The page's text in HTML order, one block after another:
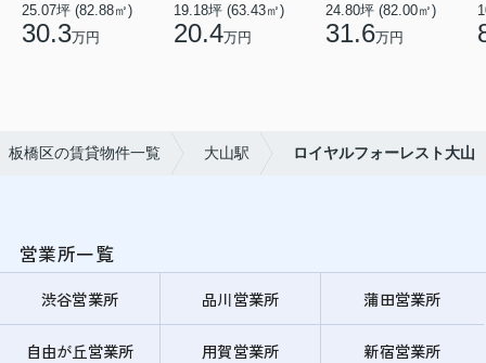
25.07坪 (82.88㎡)
30.3万円
19.18坪 (63.43㎡)
20.4万円
24.80坪 (82.00㎡)
31.6万円
板橋区の賃貸物件一覧 大山駅 ロイヤルフォーレスト大山
営業所一覧
渋谷営業所 品川営業所 蒲田営業所
自由が丘営業所 用賀営業所 新宿営業所